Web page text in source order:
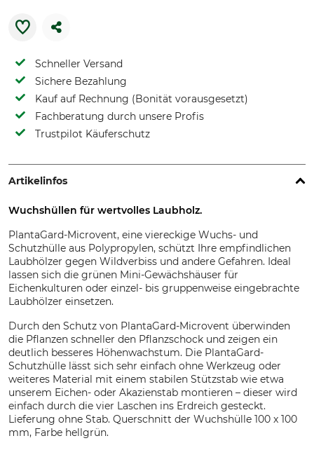
Schneller Versand
Sichere Bezahlung
Kauf auf Rechnung (Bonität vorausgesetzt)
Fachberatung durch unsere Profis
Trustpilot Käuferschutz
Artikelinfos
Wuchshüllen für wertvolles Laubholz.
PlantaGard-Microvent, eine viereckige Wuchs- und
Schutzhülle aus Polypropylen, schützt Ihre empfindlichen
Laubhölzer gegen Wildverbiss und andere Gefahren. Ideal
lassen sich die grünen Mini-Gewächshäuser für
Eichenkulturen oder einzel- bis gruppenweise eingebrachte
Laubhölzer einsetzen.
Durch den Schutz von PlantaGard-Microvent überwinden
die Pflanzen schneller den Pflanzschock und zeigen ein
deutlich besseres Höhenwachstum. Die PlantaGard-
Schutzhülle lässt sich sehr einfach ohne Werkzeug oder
weiteres Material mit einem stabilen Stützstab wie etwa
unserem Eichen- oder Akazienstab montieren – dieser wird
einfach durch die vier Laschen ins Erdreich gesteckt.
Lieferung ohne Stab. Querschnitt der Wuchshülle 100 x 100
mm, Farbe hellgrün.